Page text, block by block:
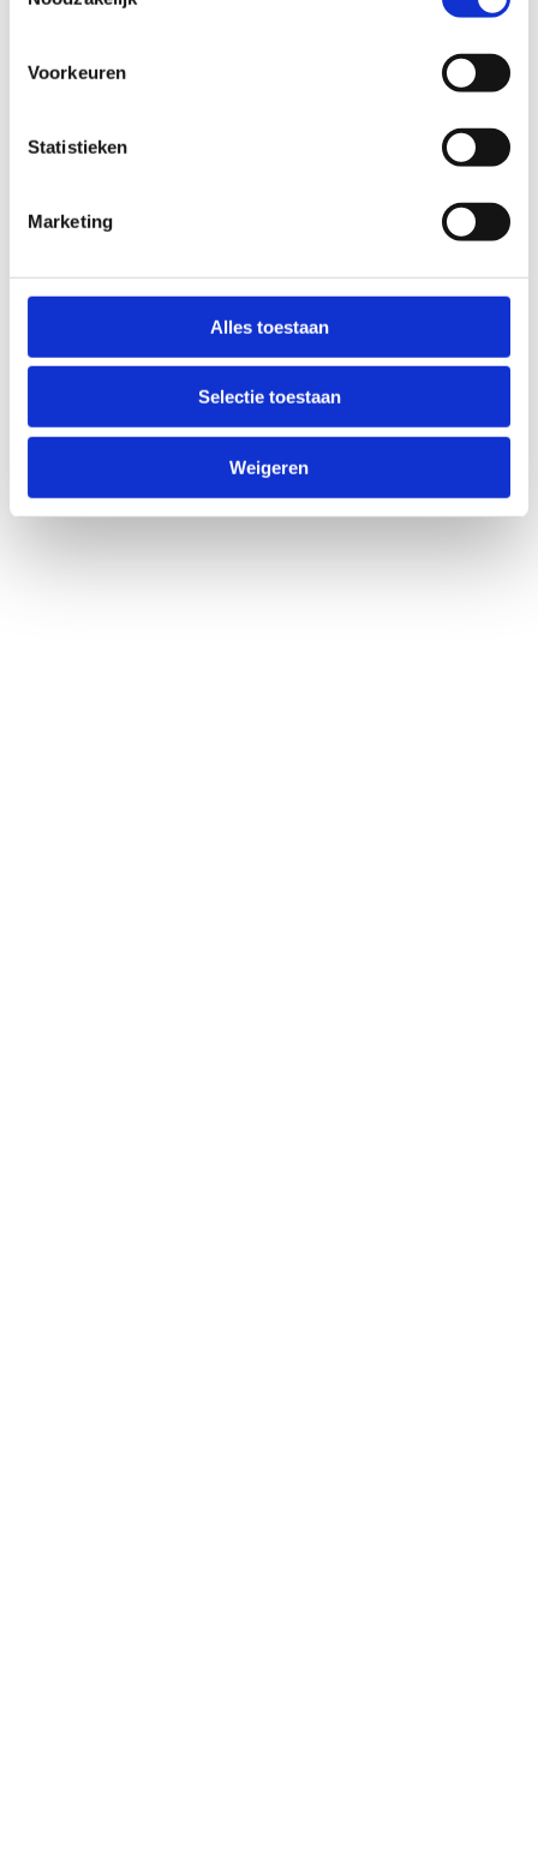
Voorkeuren
Statistieken
Marketing
Alles toestaan
Selectie toestaan
Weigeren